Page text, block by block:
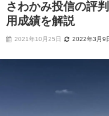
さわかみ投信の評
用成績を解説
2021年10月25日 2022年3月9